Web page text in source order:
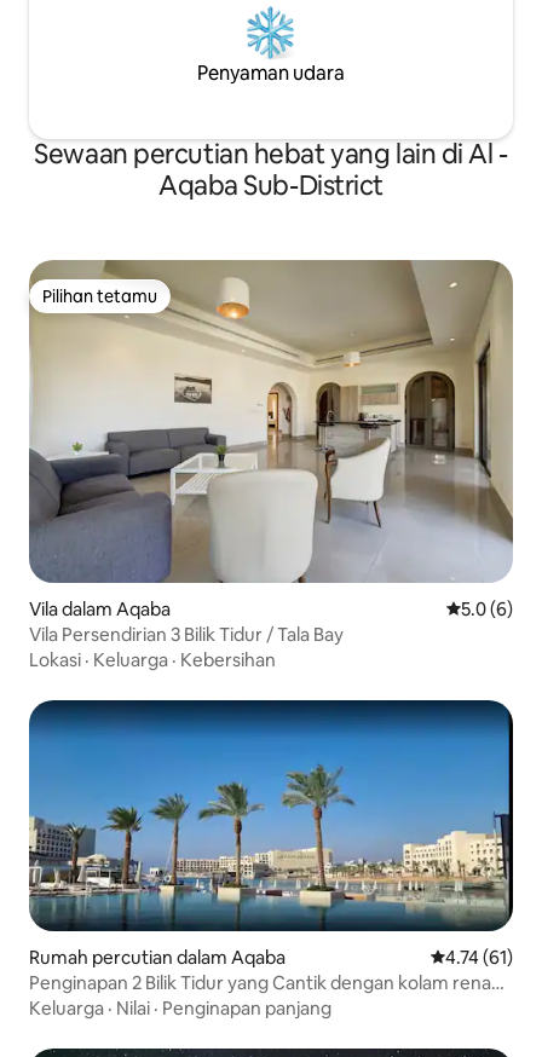
Penyaman udara
Sewaan percutian hebat yang lain di Al -
Aqaba Sub-District
Pilihan tetamu
Pilihan tetamu
Vila dalam Aqaba Penarafan
5.0 (6)
Vila Persendirian 3 Bilik Tidur / Tala Bay
Lokasi · Keluarga · Kebersihan
Rumah percutian dalam Aqaba Penarafan
4.74 (61)
Penginapan 2 Bilik Tidur yang Cantik dengan kolam renang
di Saraya Aqaba
Keluarga · Nilai · Penginapan panjang